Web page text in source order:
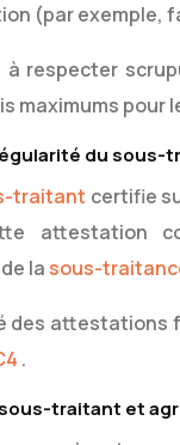
(par exemple,
à respecter
maximums pour
du sous-
traitant certifie
attestation
la sous-
des attestations
.
traitant et